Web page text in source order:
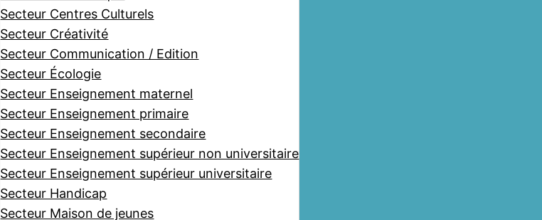
Secteur Centres Culturels
Secteur Créativité
Secteur Communication / Edition
Secteur Écologie
Secteur Enseignement maternel
Secteur Enseignement primaire
Secteur Enseignement secondaire
Secteur Enseignement supérieur non universitaire
Secteur Enseignement supérieur universitaire
Secteur Handicap
Secteur Maison de jeunes